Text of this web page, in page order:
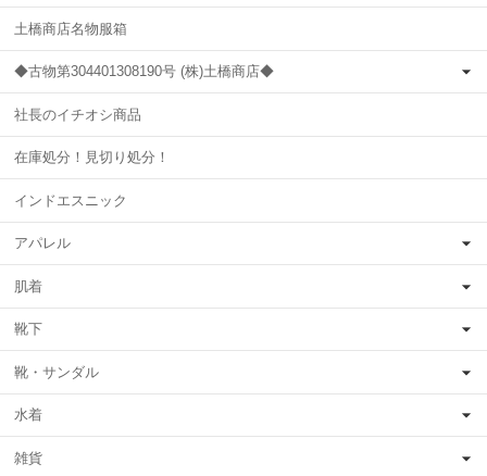
土橋商店名物服箱
◆古物第304401308190号 (株)土橋商店◆
社長のイチオシ商品
在庫処分！見切り処分！
インドエスニック
アパレル
肌着
靴下
靴・サンダル
水着
雑貨